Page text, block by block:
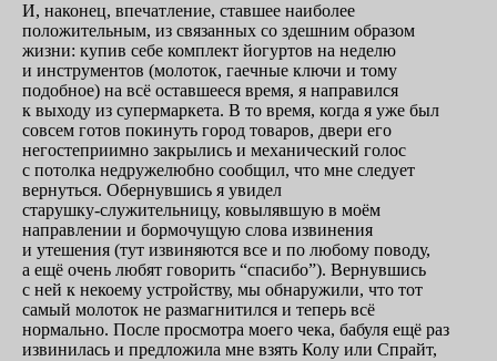
И, наконец, впечатление, ставшее наиболее
положительным, из связанных со здешним образом
жизни: купив себе комплект йогуртов на неделю
и инструментов (молоток, гаечные ключи и тому
подобное) на всё оставшееся время, я направился
к выходу из супермаркета. В то время, когда я уже был
совсем готов покинуть город товаров, двери его
негостеприимно закрылись и механический голос
с потолка недружелюбно сообщил, что мне следует
вернуться. Обернувшись я увидел
старушку-служительницу, ковылявшую в моём
направлении и бормочущую слова извинения
и утешения (тут извиняются все и по любому поводу,
а ещё очень любят говорить “спасибо”). Вернувшись
с ней к некоему устройству, мы обнаружили, что тот
самый молоток не размагнитился и теперь всё
нормально. После просмотра моего чека, бабуля ещё раз
извинилась и предложила мне взять Колу или Спрайт,